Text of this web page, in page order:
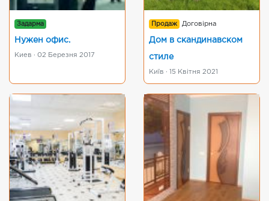
Задарма
Нужен офис.
Киев · 02 Березня 2017
Продаж Договірна
Дом в скандинавском
стиле
Київ · 15 Квітня 2021